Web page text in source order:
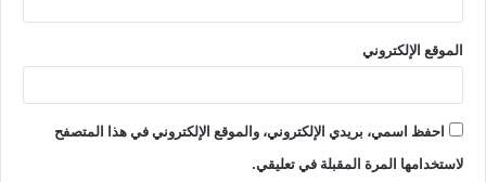
الموقع الإلكتروني
احفظ اسمي، بريدي الإلكتروني، والموقع الإلكتروني في هذا المتصفح
لاستخدامها المرة المقبلة في تعليقي.